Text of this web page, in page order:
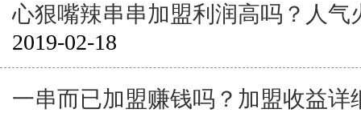
心狠嘴辣串串加盟利润高吗？人气
2019-02-18
一串而已加盟赚钱吗？加盟收益详